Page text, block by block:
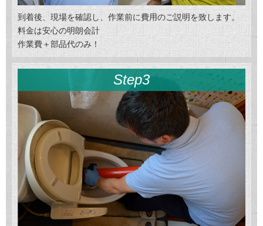
到着後、現場を確認し、作業前に費用のご説明を致します。
料金は安心の明朗会計
作業費＋部品代のみ！
Step3